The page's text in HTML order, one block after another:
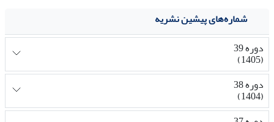
شماره‌های پیشین نشریه
دوره 39
(1405)
دوره 38
(1404)